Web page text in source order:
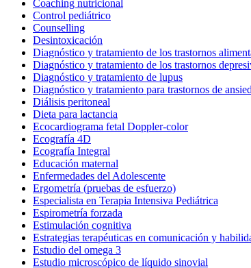
Coaching nutricional
Control pediátrico
Counselling
Desintoxicación
Diagnóstico y tratamiento de los trastornos
Diagnóstico y tratamiento de los trastornos
Diagnóstico y tratamiento de lupus
Diagnóstico y tratamiento para trastornos de
Diálisis peritoneal
Dieta para lactancia
Ecocardiograma fetal Doppler-color
Ecografía 4D
Ecografía Integral
Educación maternal
Enfermedades del Adolescente
Ergometría (pruebas de esfuerzo)
Especialista en Terapia Intensiva Pediátrica
Espirometría forzada
Estimulación cognitiva
Estrategias terapéuticas en comunicación y
Estudio del omega 3
Estudio microscópico de líquido sinovial